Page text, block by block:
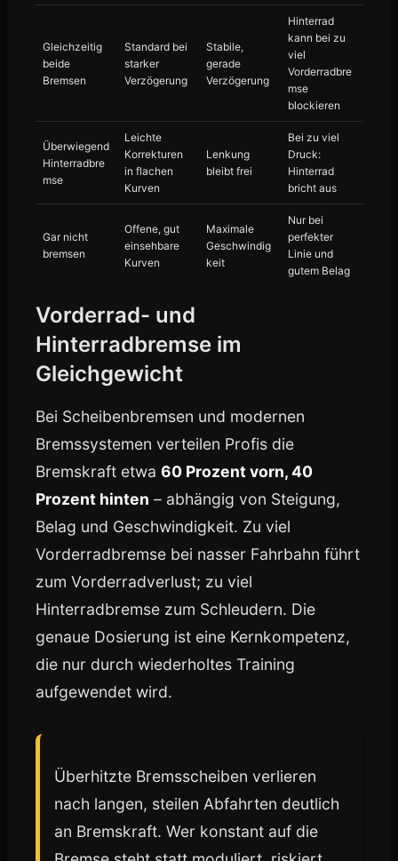
Gleichzeitig
beide
Bremsen
Standard bei
starker
Verzögerung
Stabile,
gerade
Verzögerung
Hinterrad
kann bei zu
viel
Vorderradbre
mse
blockieren
Überwiegend
Hinterradbre
mse
Leichte
Korrekturen
in flachen
Kurven
Lenkung
bleibt frei
Bei zu viel
Druck:
Hinterrad
bricht aus
Gar nicht
bremsen
Offene, gut
einsehbare
Kurven
Maximale
Geschwindig
keit
Nur bei
perfekter
Linie und
gutem Belag
Vorderrad- und
Hinterradbremse im
Gleichgewicht
Bei Scheibenbremsen und modernen
Bremssystemen verteilen Profis die
Bremskraft etwa 60 Prozent vorn, 40
Prozent hinten – abhängig von Steigung,
Belag und Geschwindigkeit. Zu viel
Vorderradbremse bei nasser Fahrbahn führt
zum Vorderradverlust; zu viel
Hinterradbremse zum Schleudern. Die
genaue Dosierung ist eine Kernkompetenz,
die nur durch wiederholtes Training
aufgewendet wird.
Überhitzte Bremsscheiben verlieren
nach langen, steilen Abfahrten deutlich
an Bremskraft. Wer konstant auf die